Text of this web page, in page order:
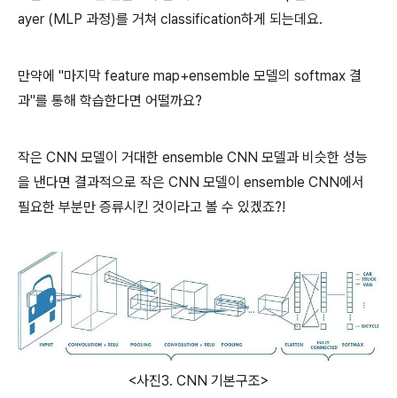
ayer (MLP 과정)를 거쳐 classification하게 되는데요.
만약에 "마지막 feature map+ensemble 모델의 softmax 결
과"를 통해 학습한다면 어떨까요?
작은 CNN 모델이 거대한 ensemble CNN 모델과 비슷한 성능
을 낸다면 결과적으로 작은 CNN 모델이 ensemble CNN에서
필요한 부분만 증류시킨 것이라고 볼 수 있겠죠?!
<사진3. CNN 기본구조>